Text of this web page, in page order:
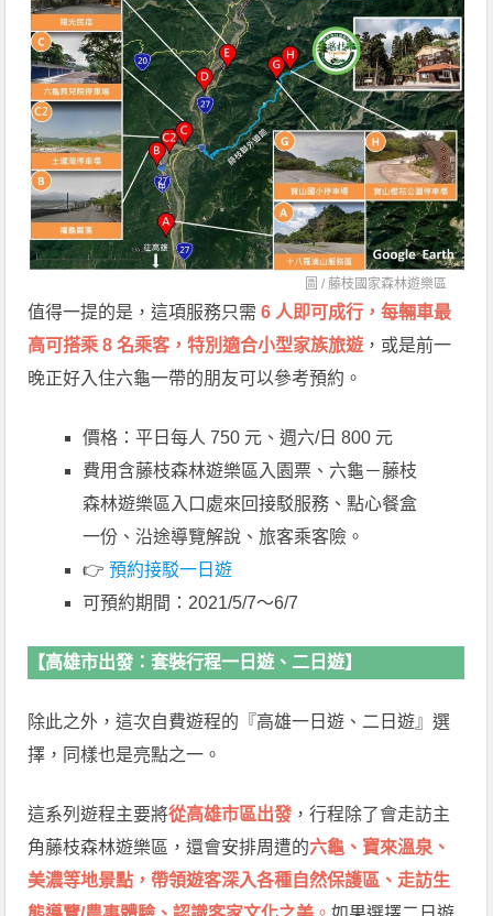
圖 /藤枝國家森林遊樂區
值得一提的是，這項服務只需 6 人即可成行，每輛車最
高可搭乘 8 名乘客，特別適合小型家族旅遊 ，或是前一
晚正好入住六龜一帶的朋友可以參考預約。
價格：平日每人 750 元、週六/日 800 元
費用含藤枝森林遊樂區入園票、六龜－藤枝
森林遊樂區入口處來回接駁服務、點心餐盒
一份、沿途導覽解說、旅客乘客險。
👉預約接駁一日遊
可預約期間：2021/5/7～6/7
【高雄市出發：套裝行程一日遊、二日遊】
除此之外，這次自費遊程的『高雄一日遊、二日遊』選
擇，同樣也是亮點之一。
這系列遊程主要將從高雄市區出發 ，行程除了會走訪主
角藤枝森林遊樂區，還會安排周遭的六龜、寶來溫泉、
美濃等地景點，帶領遊客深入各種自然保護區、走訪生